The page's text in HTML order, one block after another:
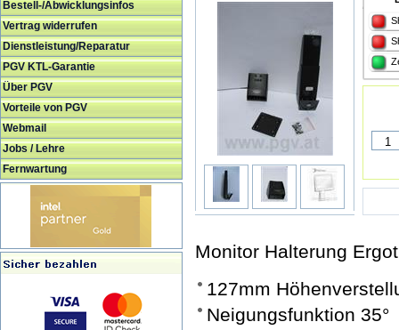
Bestell-/Abwicklungsinfos
Vertrag widerrufen
Dienstleistung/Reparatur
PGV KTL-Garantie
Über PGV
Vorteile von PGV
Webmail
Jobs / Lehre
Fernwartung
Monitor Halterung
127mm
Neigungsfunktion 35°